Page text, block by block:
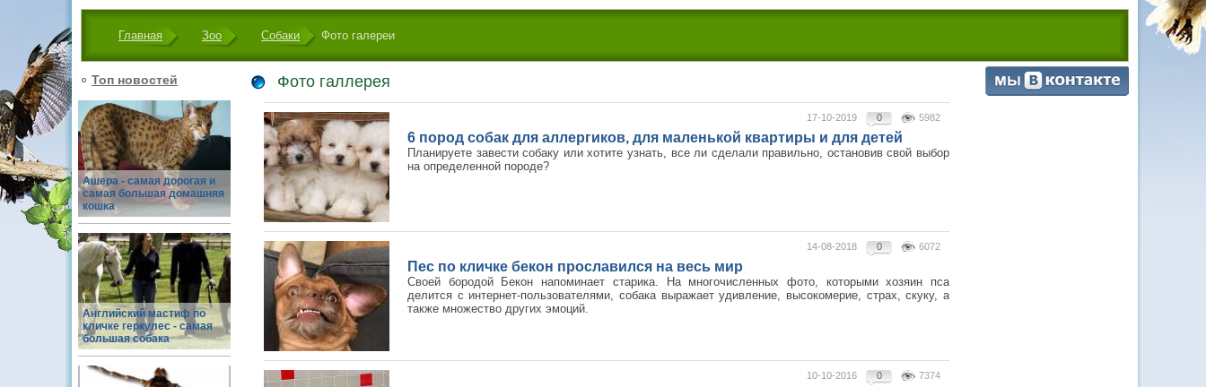
Главная Зоо Собаки Фото галереи
Топ новостей
Ашера - самая дорогая и
самая большая домашняя
кошка
Английский мастиф по
кличке геркулес - самая
большая собака
Фото галлерея
5982
0
17-10-2019
6 пород собак для аллергиков, для маленькой квартиры и для детей
Планируете завести собаку или хотите узнать, все ли сделали правильно, остановив свой выбор
на определенной породе?
6072
0
14-08-2018
Пес по кличке бекон прославился на весь мир
Своей бородой Бекон напоминает старика. На многочисленных фото, которыми хозяин пса
делится с интернет-пользователями, собака выражает удивление, высокомерие, страх, скуку, а
также множество других эмоций.
7374
0
10-10-2016